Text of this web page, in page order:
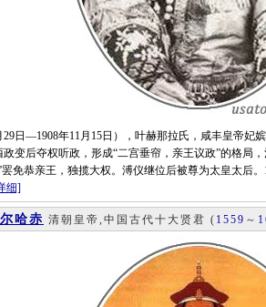
日—1908年11月15日），叶赫那拉氏，咸丰皇帝妃
变后夺权听政，形成“二宫垂帘，亲王议政”的格局
免恭亲王，独揽大权。溥仪继位后被尊为太皇太后
细]
哈赤 清朝皇帝,中国古代十大贤君 ( 1559 ～